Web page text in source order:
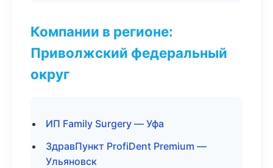
Компании в регионе:
Приволжский федеральный
округ
ИП Family Surgery — Уфа
ЗдравПункт ProfiDent Premium —
Ульяновск